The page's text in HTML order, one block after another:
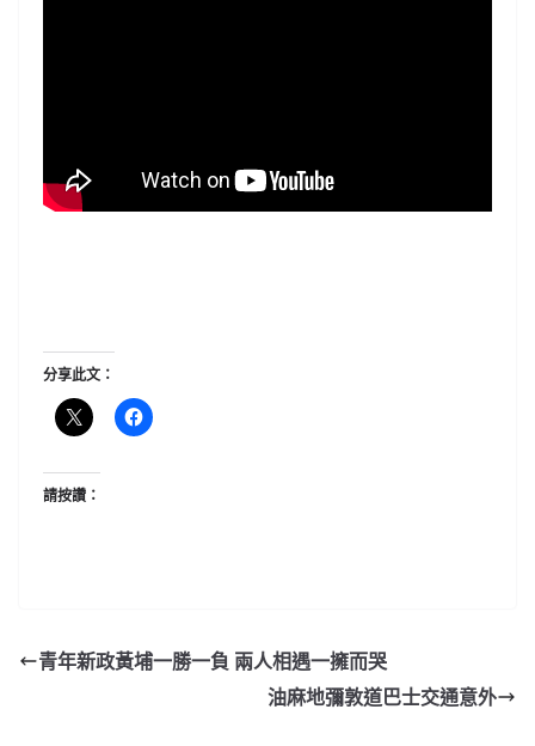
分享此文：
請按讚：
青年新政黃埔一勝一負 兩人相遇一擁而哭
油麻地彌敦道巴士交通意外